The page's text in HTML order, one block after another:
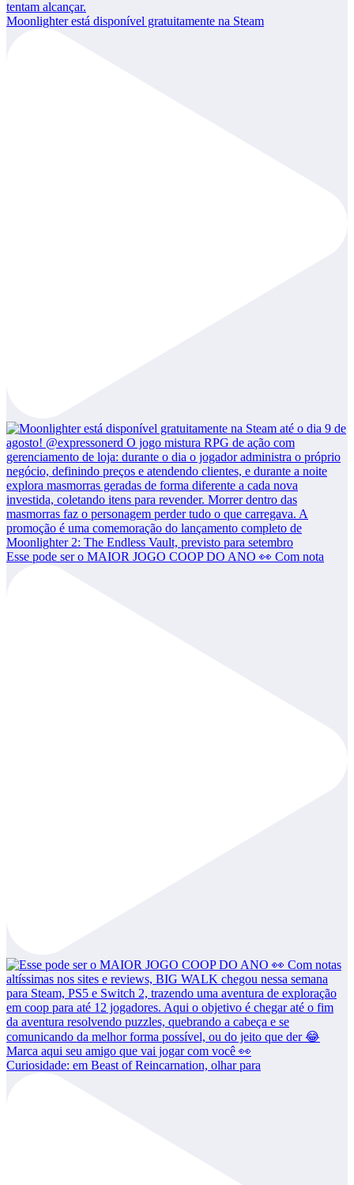
Moonlighter está disponível gratuitamente na Steam
Esse pode ser o MAIOR JOGO COOP DO ANO 👀 Com nota
Curiosidade: em Beast of Reincarnation, olhar para